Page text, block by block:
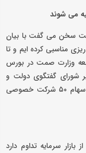
سخن می گفت با بیان
مناسبی کرده ایم و تا
۷ شرکت بزرگ تابعه وزارت صمت در بورس
شورای گفتگوی دولت و
بخش خصوصی توافق شد تا پایان امسال سهام ۵۰ شرکت خصوصی
سرمایه تداوم دارد